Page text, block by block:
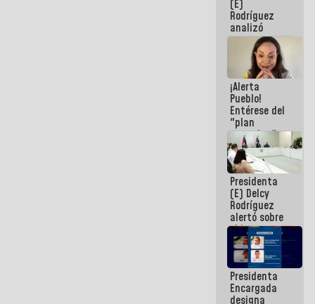
(E)
Rodríguez
analizó
junto a
gobernadores
planes de
recuperación
del Sistema
Eléctrico
Nacional
¡Alerta
Pueblo!
Entérese del
"plan
enjambre"
de La Sayo
para
sabotear el
diálogo y
promover el
caos
Presidenta
(E) Delcy
Rodríguez
alertó sobre
el impacto
de la
emergencia
climática en
los oceános
Presidenta
Encargada
designa